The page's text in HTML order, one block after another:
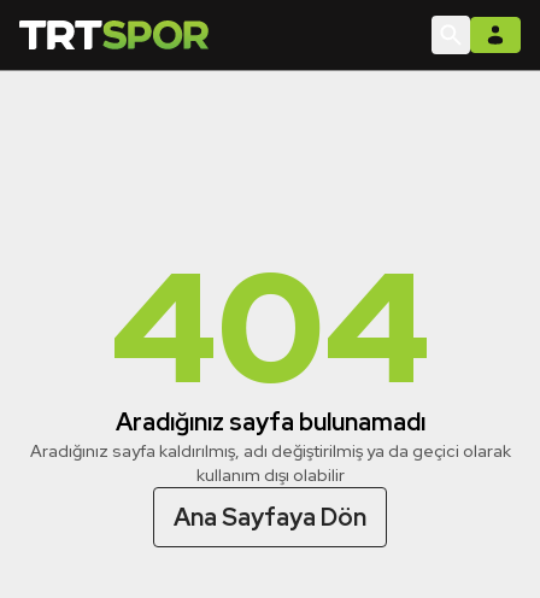
404
Aradığınız sayfa bulunamadı
Aradığınız sayfa kaldırılmış, adı değiştirilmiş ya da geçici olarak
kullanım dışı olabilir
Ana Sayfaya Dön